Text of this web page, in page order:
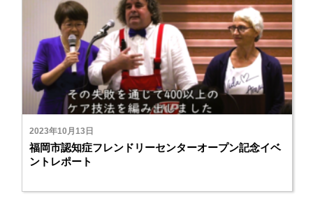
2023年10月13日
福岡市認知症フレンドリーセンターオープン記念イベ
ントレポート